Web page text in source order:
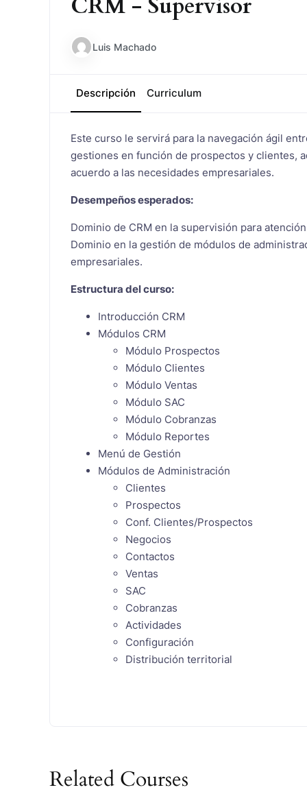
CRM - Supervisor
Luis Machado
Descripción Curriculum
Este curso le servirá para la navegación ágil
gestiones en función de prospectos y clientes,
acuerdo a las necesidades empresariales.
Desempeños esperados:
Dominio de CRM en la supervisión para
Dominio en la gestión de módulos de
empresariales.
Estructura del curso:
Introducción CRM
Módulos CRM
Módulo Prospectos
Módulo Clientes
Módulo Ventas
Módulo SAC
Módulo Cobranzas
Módulo Reportes
Menú de Gestión
Módulos de Administración
Clientes
Prospectos
Conf. Clientes/Prospectos
Negocios
Contactos
Ventas
SAC
Cobranzas
Actividades
Configuración
Distribución territorial
Related Courses